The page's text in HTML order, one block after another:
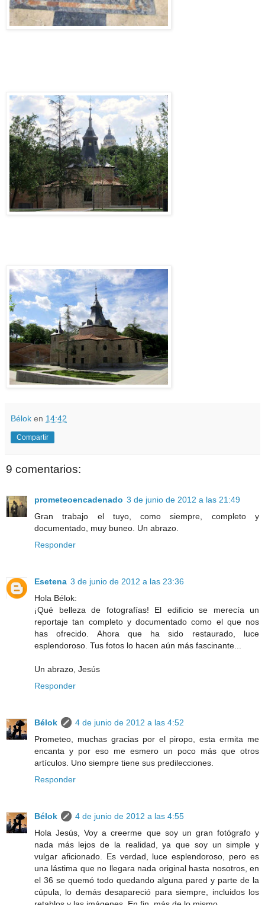
Bélok en 14:42
Compartir
9 comentarios:
prometeoencadenado 3 de junio de 2012 a las 21:49
Gran trabajo el tuyo, como siempre, completo y
documentado, muy buneo. Un abrazo.
Responder
Esetena 3 de junio de 2012 a las 23:36
Hola Bélok:
¡Qué belleza de fotografías! El edificio se merecía un
reportaje tan completo y documentado como el que nos
has ofrecido. Ahora que ha sido restaurado, luce
esplendoroso. Tus fotos lo hacen aún más fascinante...
Un abrazo, Jesús
Responder
Bélok
4 de junio de 2012 a las 4:52
Prometeo, muchas gracias por el piropo, esta ermita me
encanta y por eso me esmero un poco más que otros
artículos. Uno siempre tiene sus predilecciones.
Responder
Bélok
4 de junio de 2012 a las 4:55
Hola Jesús, Voy a creerme que soy un gran fotógrafo y
nada más lejos de la realidad, ya que soy un simple y
vulgar aficionado. Es verdad, luce esplendoroso, pero es
una lástima que no llegara nada original hasta nosotros, en
el 36 se quemó todo quedando alguna pared y parte de la
cúpula, lo demás desapareció para siempre, incluidos los